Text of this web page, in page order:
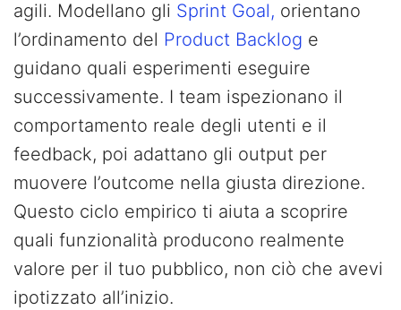
agili. Modellano gli Sprint Goal, orientano
l’ordinamento del Product Backlog e
guidano quali esperimenti eseguire
successivamente. I team ispezionano il
comportamento reale degli utenti e il
feedback, poi adattano gli output per
muovere l’outcome nella giusta direzione.
Questo ciclo empirico ti aiuta a scoprire
quali funzionalità producono realmente
valore per il tuo pubblico, non ciò che avevi
ipotizzato all’inizio.